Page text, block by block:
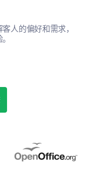
何发展？
人的偏好和需求，